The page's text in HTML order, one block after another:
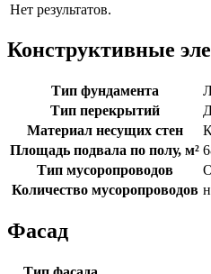
Нет результатов.
Конструктивные
Тип фундамента
Тип перекрытий
Материал несущих стен
Площадь подвала по полу, м²
Тип мусоропроводов
Количество мусоропроводов
Фасад